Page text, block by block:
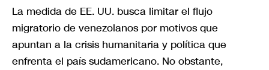
La medida de EE. UU. busca limitar el flujo
migratorio de venezolanos por motivos que
apuntan a la crisis humanitaria y política que
enfrenta el país sudamericano. No obstante,